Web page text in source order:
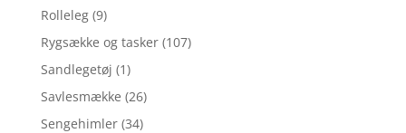
Rolleleg (9)
Rygsække og tasker (107)
Sandlegetøj (1)
Savlesmække (26)
Sengehimler (34)